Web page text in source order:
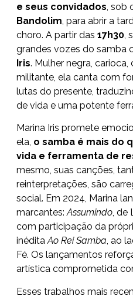
e seus convidados, sob
Bandolim, para abrir a
choro. A partir das 17h30,
grandes vozes do samba
Iris. Mulher negra,
militante, ela canta com
lutas do presente,
de vida e uma potente
Marina Iris promete
ela, o samba é mais do
vida e ferramenta de
mesmo, suas canções,
reinterpretações, são
social. Em 2024, Marina
marcantes:Assumindo, de
com participação da
inéditaAo Rei Samba, ao
Fé. Os lançamentos
artística comprometida
Esses trabalhos mais